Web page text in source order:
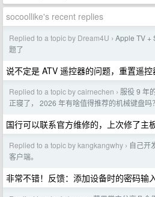
socoollike's recent replies
Replied to a topic by Dream4U › Apple TV +
题了
说不定是 ATV 遥控器的问题，重置遥
Replied to a topic by cairnechen › 服役 9 年
正寝了， 2026 年有啥值得推荐的机械键盘吗？
国行可以联系官方维修的，上次修了主
Replied to a topic by kangkangwhy › 自己开
客户端。
非常不错！反馈：添加设备时的密码输